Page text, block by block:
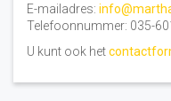
E-mailadres:
Telefoonnummer: 035-
U kunt ook het